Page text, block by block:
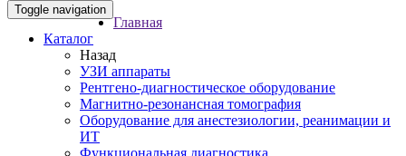
Toggle navigation
Главная
Каталог
Назад
УЗИ аппараты
Рентгено-диагностическое оборудование
Магнитно-резонансная томография
Оборудование для анестезиологии, реанимации и
ИТ
Функциональная диагностика